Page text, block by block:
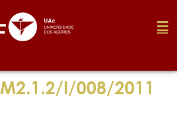
M2.1.2/I/008/2011